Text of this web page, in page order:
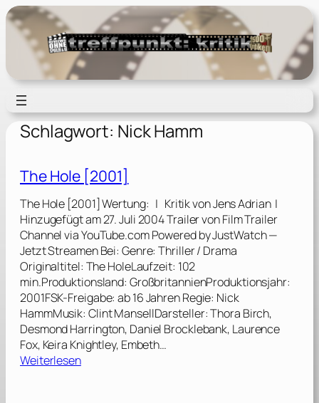
Zum
Inhalt
springen
Schlagwort: Nick Hamm
The Hole [2001]
The Hole [2001] Wertung: | Kritik von Jens Adrian |
Hinzugefügt am 27. Juli 2004 Trailer von Film Trailer
Channel via YouTube.com Powered by JustWatch —
Jetzt Streamen Bei: Genre: Thriller / Drama
Originaltitel: The HoleLaufzeit: 102
min.Produktionsland: GroßbritannienProduktionsjahr:
2001FSK-Freigabe: ab 16 Jahren Regie: Nick
HammMusik: Clint MansellDarsteller: Thora Birch,
Desmond Harrington, Daniel Brocklebank, Laurence
Fox, Keira Knightley, Embeth…
Weiterlesen: